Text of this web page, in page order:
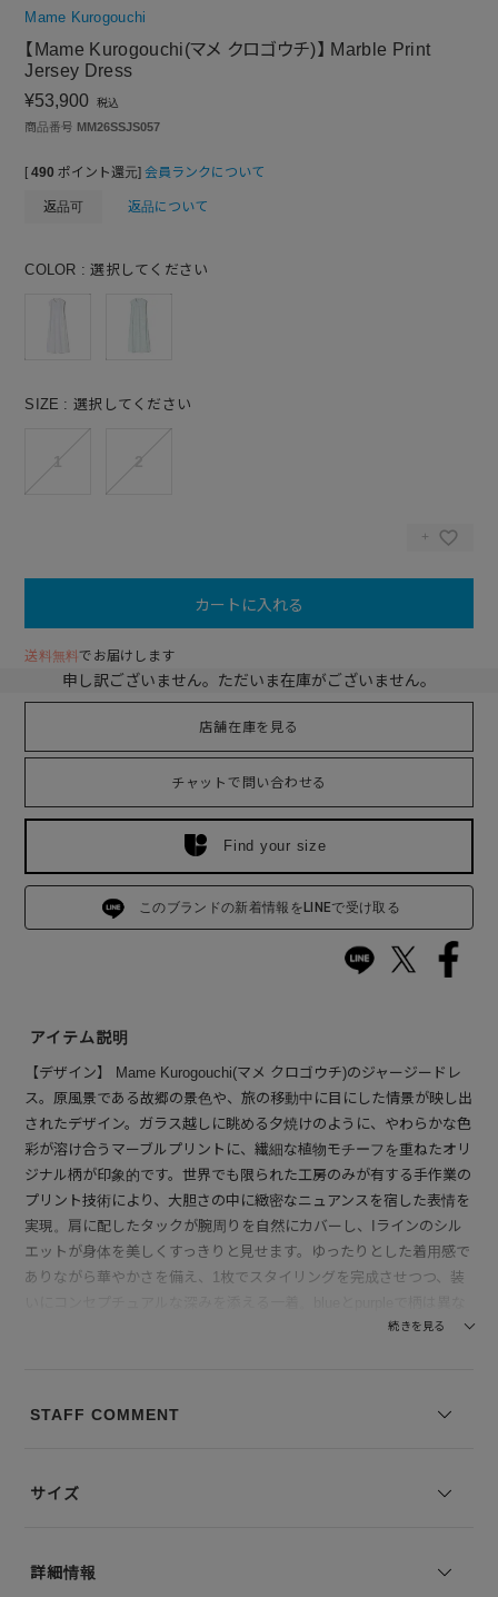
Mame Kurogouchi
【Mame Kurogouchi(マメ クロゴウチ)】 Marble Print
Jersey Dress
¥53,900 税込
商品番号 MM26SSJS057
[ 490 ポイント還元] 会員ランクについて
返品可 返品について
COLOR 選択してください
SIZE 選択してください
カートに入れる
送料無料でお届けします
申し訳ございません。ただいま在庫がございません。
店舗在庫を見る
チャットで問い合わせる
Find your size
このブランドの新着情報をLINEで受け取る
アイテム説明
【デザイン】 Mame Kurogouchi(マメ クロゴウチ)のジャージードレ
ス。原風景である故郷の景色や、旅の移動中に目にした情景が映し出
されたデザイン。ガラス越しに眺める夕焼けのように、やわらかな色
彩が溶け合うマーブルプリントに、繊細な植物モチーフを重ねたオリ
ジナル柄が印象的です。世界でも限られた工房のみが有する手作業の
プリント技術により、大胆さの中に緻密なニュアンスを宿した表情を
実現。肩に配したタックが腕周りを自然にカバーし、Iラインのシル
エットが身体を美しくすっきりと見せます。ゆったりとした着用感で
ありながら華やかさを備え、1枚でスタイリングを完成させつつ、装
透け感：ややあり
続きを見る
STAFF COMMENT
サイズ
詳細情報